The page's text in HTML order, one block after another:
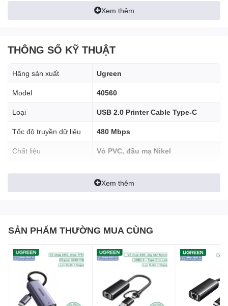
Xem thêm
THÔNG SỐ KỸ THUẬT
Hãng sản xuất Ugreen
Model 40560
Loại USB 2.0 Printer Cable Type-C
Tốc độ truyền dữ liệu 480 Mbps
Chất liệu Vỏ PVC, đầu mạ Nikel
Xem thêm
SẢN PHẨM THƯỜNG MUA CÙNG